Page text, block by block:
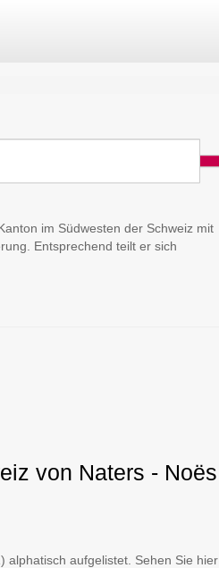
im Südwesten der Schweiz mit
Entsprechend teilt er sich
von Naters - Noës
alphatisch aufgelistet. Sehen Sie hier